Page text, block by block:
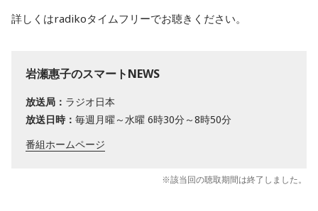
詳しくはradikoタイムフリーでお聴きください。
岩瀬惠子のスマートNEWS
放送局： ラジオ日本
放送日時： 毎週月曜～水曜 6時30分～8時50分
番組ホームページ
※該当回の聴取期間は終了しました。